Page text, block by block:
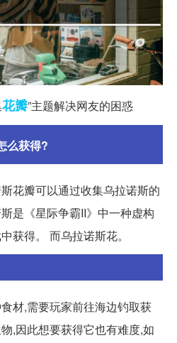
花瓣”主题解决网友的困惑
么获得?
花瓣可以通过收集乌拉诺斯的
是《星际争霸II》中一种虚构
获得。 而乌拉诺斯花。
材,需要玩家前往海边钓取获
,因此想要获得它也有难度,如